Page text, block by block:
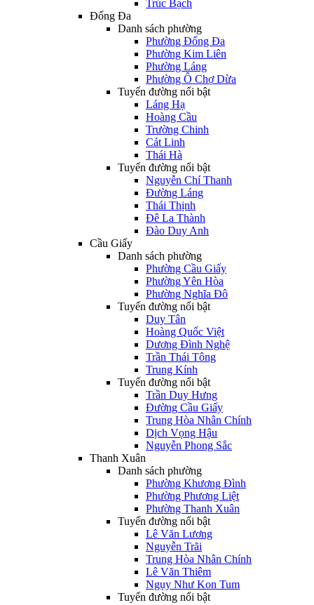
Trúc Bạch
Đống Đa
Danh sách phường
Phường Đống Đa
Phường Kim Liên
Phường Láng
Phường Ô Chợ Dừa
Tuyến đường nổi bật
Láng Hạ
Hoàng Cầu
Trường Chinh
Cát Linh
Thái Hà
Tuyến đường nổi bật
Nguyễn Chí Thanh
Đường Láng
Thái Thịnh
Đê La Thành
Đào Duy Anh
Cầu Giấy
Danh sách phường
Phường Cầu Giấy
Phường Yên Hòa
Phường Nghĩa Đô
Tuyến đường nổi bật
Duy Tân
Hoàng Quốc Việt
Dương Đình Nghệ
Trần Thái Tông
Trung Kính
Tuyến đường nổi bật
Trần Duy Hưng
Đường Cầu Giấy
Trung Hòa Nhân Chính
Dịch Vọng Hậu
Nguyễn Phong Sắc
Thanh Xuân
Danh sách phường
Phường Khương Đình
Phường Phương Liệt
Phường Thanh Xuân
Tuyến đường nổi bật
Lê Văn Lương
Nguyễn Trãi
Trung Hòa Nhân Chính
Lê Văn Thiêm
Ngụy Như Kon Tum
Tuyến đường nổi bật